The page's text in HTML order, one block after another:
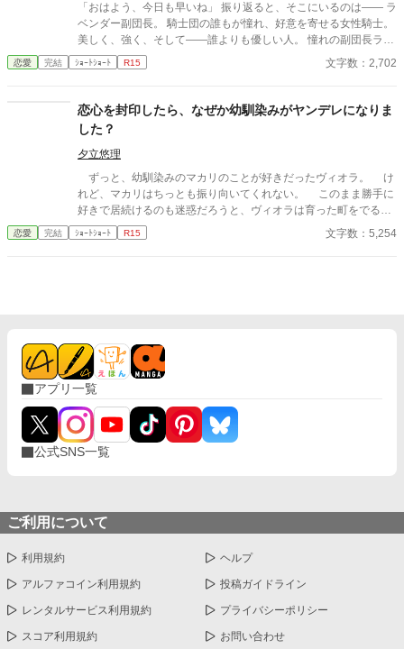
「おはよう、今日も早いね」 振り返ると、そこにいるのは―― ラ
ベンダー副団長。 騎士団の誰もが憧れ、好意を寄せる女性騎士。
美しく、強く、そして――誰よりも優しい人。 憧れの副団長ラベ
ンダー様に仕えることを誇りに、騎士団の治癒所で働く平民の
私。 そんな私にも、優しく声をかけてくれる騎士との出会いがあ
だった。 しかしある日、彼が私に近づいた理由を知ってしまう。
それは、副団長に関する情報を得るため――ただ利用されていた
だけだった。 裏切りに打ちのめされた私の前に立ったのは、いつ
も優しかった副団長。 そして騎士団で開かれた“公開の場”で、す
べての真実が暴かれる。 これは、利用された平民の少女と、彼女
を守る副団長による断罪の物語
恋愛 完結 ｼｮｰﾄｼｮｰﾄ R15 文字数：2,702
恋心を封印したら、なぜか幼馴染みがヤンデレになりま
した？
夕立悠理
ずっと、幼馴染みのマカリのことが好きだったヴィオラ。 け
れど、マカリはちっとも振り向いてくれない。 このまま勝手に
好きで居続けるのも迷惑だろうと、ヴィオラは育った町をでる。
なんとか、王都での仕事も見つけ、新しい生活は順風満帆──か
と思いきや。 なんと、王都だけは死んでもいかないといってい
恋愛 完結 ｼｮｰﾄｼｮｰﾄ R15 文字数：5,254
アプリ一覧
公式SNS一覧
ご利用について
利用規約 ヘルプ
アルファコイン利用規約 投稿ガイドライン
レンタルサービス利用規約 プライバシーポリシー
スコア利用規約 お問い合わせ